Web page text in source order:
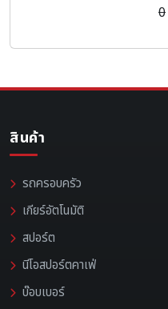
0
สินค้า
รถครอบครัว
เกียร์อัตโนมัติ
สปอร์ต
นีโอสปอร์ตคาเฟ่
บ๊อบเบอร์